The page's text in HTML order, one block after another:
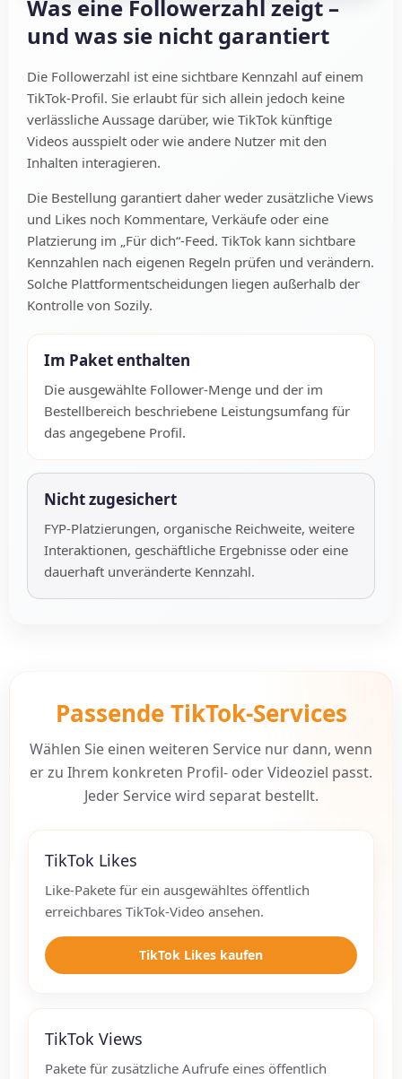
Was eine Followerzahl zeigt –
und was sie nicht garantiert
Die Followerzahl ist eine sichtbare Kennzahl auf einem
TikTok-Profil. Sie erlaubt für sich allein jedoch keine
verlässliche Aussage darüber, wie TikTok künftige
Videos ausspielt oder wie andere Nutzer mit den
Inhalten interagieren.
Die Bestellung garantiert daher weder zusätzliche Views
und Likes noch Kommentare, Verkäufe oder eine
Platzierung im „Für dich“-Feed. TikTok kann sichtbare
Kennzahlen nach eigenen Regeln prüfen und verändern.
Solche Plattformentscheidungen liegen außerhalb der
Kontrolle von Sozily.
Im Paket enthalten
Die ausgewählte Follower-Menge und der im
Bestellbereich beschriebene Leistungsumfang für
das angegebene Profil.
Nicht zugesichert
FYP-Platzierungen, organische Reichweite, weitere
Interaktionen, geschäftliche Ergebnisse oder eine
dauerhaft unveränderte Kennzahl.
Passende TikTok-Services
Wählen Sie einen weiteren Service nur dann, wenn
er zu Ihrem konkreten Profil- oder Videoziel passt.
Jeder Service wird separat bestellt.
TikTok Likes
Like-Pakete für ein ausgewähltes öffentlich
erreichbares TikTok-Video ansehen.
TikTok Likes kaufen
TikTok Views
Pakete für zusätzliche Aufrufe eines öffentlich